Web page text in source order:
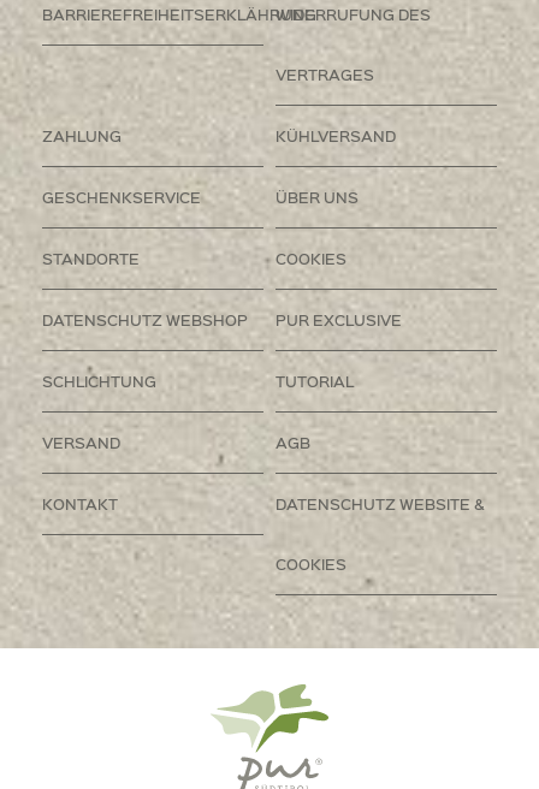
BARRIEREFREIHEITSERKLÄHRUNGWIDERRUFUNG DES
VERTRAGES
ZAHLUNG KÜHLVERSAND
GESCHENKSERVICE ÜBER UNS
STANDORTE COOKIES
DATENSCHUTZ WEBSHOP PUR EXCLUSIVE
SCHLICHTUNG TUTORIAL
VERSAND AGB
KONTAKT DATENSCHUTZ WEBSITE &
COOKIES